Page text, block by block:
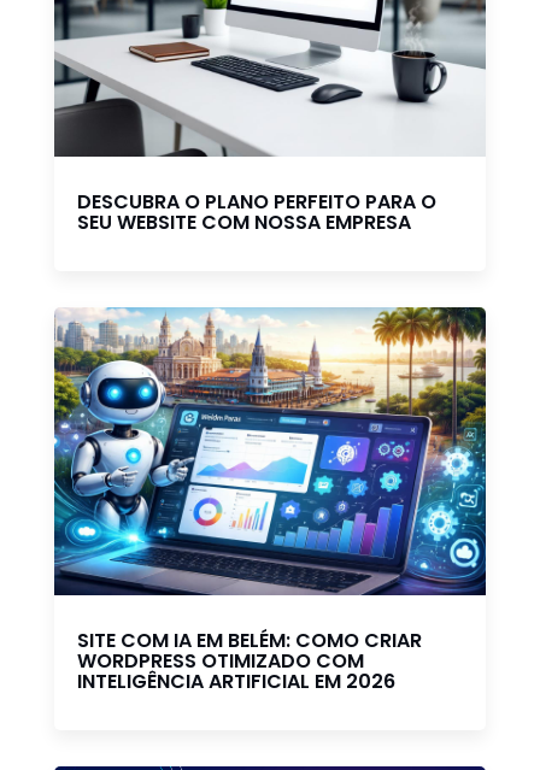
DESCUBRA O PLANO PERFEITO PARA O
SEU WEBSITE COM NOSSA EMPRESA
SITE COM IA EM BELÉM: COMO CRIAR
WORDPRESS OTIMIZADO COM
INTELIGÊNCIA ARTIFICIAL EM 2026